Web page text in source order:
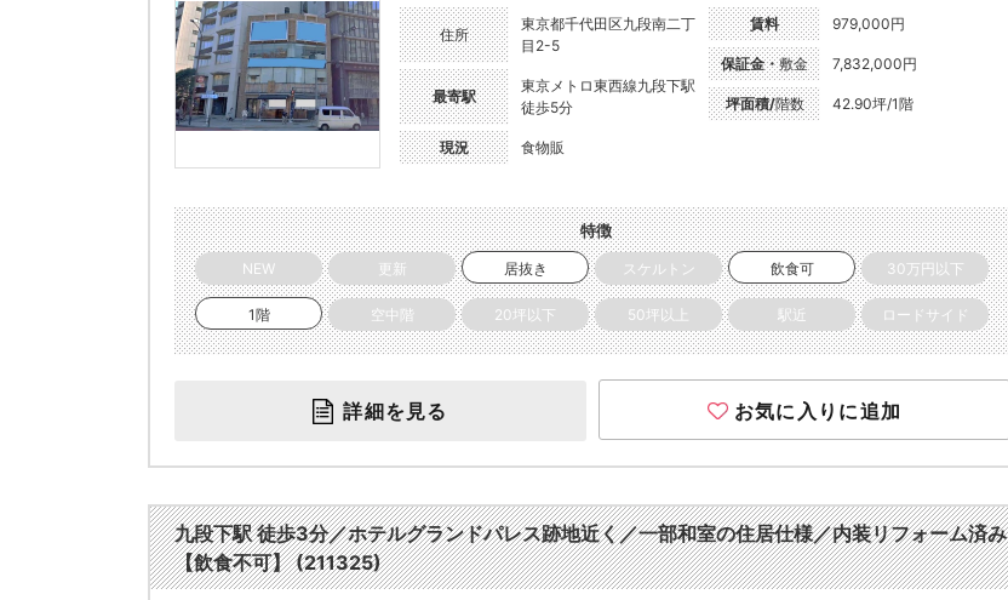
住所
東京都千代田区九段南二丁
目2-5
最寄駅
東京メトロ東西線九段下駅
徒歩5分
現況 食物販
賃料 979,000円
保証金・敷金 7,832,000円
坪面積/階数 42.90坪/1階
特徴
NEW 更新 居抜き スケルトン 飲食可 30万円以下
1階 空中階 20坪以下 50坪以上 駅近 ロードサイド
詳細を見る お気に入りに追加
九段下駅 徒歩3分／ホテルグランドパレス跡地近く／一部和室の住居仕様／内装リフォーム済み
【飲食不可】 (211325)